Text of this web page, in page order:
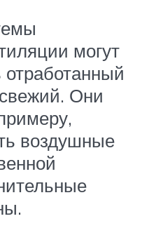
могут
отработанный
Они
воздушные